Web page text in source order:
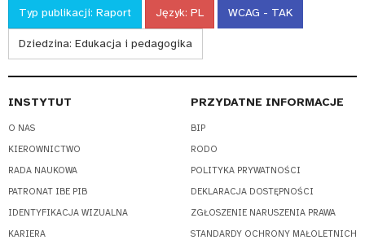
Typ publikacji: Raport Język: PL WCAG - TAK
Dziedzina: Edukacja i pedagogika
INSTYTUT
O NAS
KIEROWNICTWO
RADA NAUKOWA
PATRONAT IBE PIB
IDENTYFIKACJA WIZUALNA
KARIERA
PRZYDATNE INFORMACJE
BIP
RODO
POLITYKA PRYWATNOŚCI
DEKLARACJA DOSTĘPNOŚCI
ZGŁOSZENIE NARUSZENIA PRAWA
STANDARDY OCHRONY MAŁOLETNICH